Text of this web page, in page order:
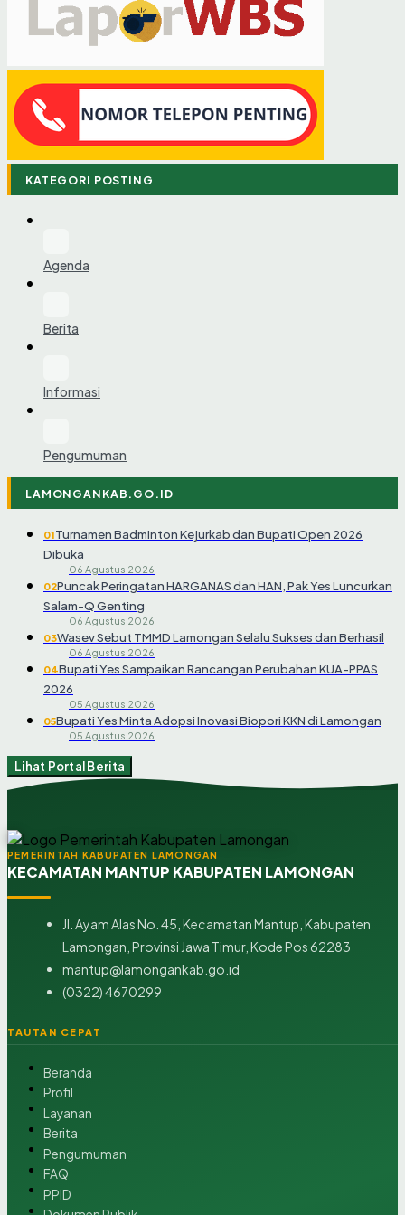
KATEGORI POSTING
Agenda
Berita
Informasi
Pengumuman
LAMONGANKAB.GO.ID
01Turnamen Badminton Kejurkab dan Bupati Open 2026
Dibuka
06 Agustus 2026
02Puncak Peringatan HARGANAS dan HAN, Pak Yes Luncurkan
Salam-Q Genting
06 Agustus 2026
03Wasev Sebut TMMD Lamongan Selalu Sukses dan Berhasil
06 Agustus 2026
04Bupati Yes Sampaikan Rancangan Perubahan KUA-PPAS
2026
05 Agustus 2026
05Bupati Yes Minta Adopsi Inovasi Biopori KKN di Lamongan
05 Agustus 2026
Lihat Portal Berita
PEMERINTAH KABUPATEN LAMONGAN
KECAMATAN MANTUP KABUPATEN LAMONGAN
Jl. Ayam Alas No. 45, Kecamatan Mantup, Kabupaten
Lamongan, Provinsi Jawa Timur, Kode Pos 62283
mantup@lamongankab.go.id
(0322) 4670299
TAUTAN CEPAT
Beranda
Profil
Layanan
Berita
Pengumuman
FAQ
PPID